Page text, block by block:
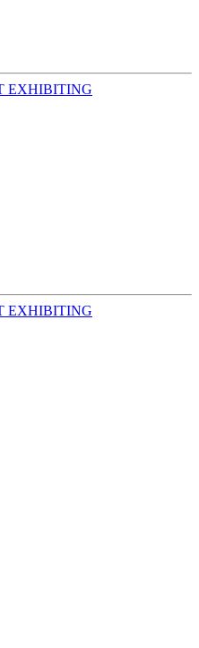
EXHIBITING
EXHIBITING